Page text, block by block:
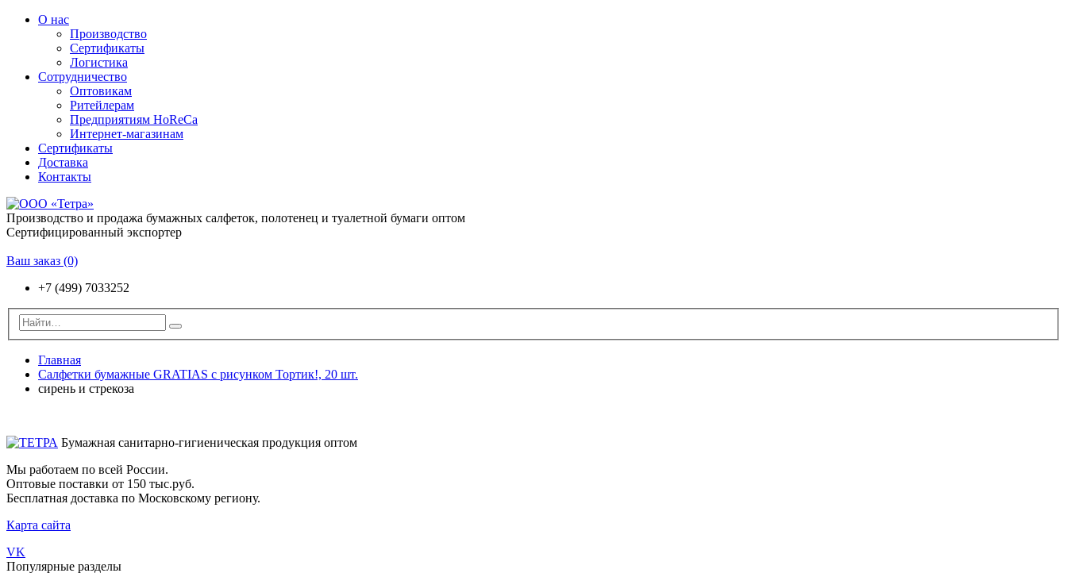
О нас
Производство
Сертификаты
Логистика
Сотрудничество
Оптовикам
Ритейлерам
Предприятиям HoReCa
Интернет-магазинам
Сертификаты
Доставка
Контакты
Производство и продажа бумажных салфеток, полотенец и туалетной бумаги оптом
Сертифицированный экспортер
Ваш заказ (0)
+7 (499) 7033252
Главная
Салфетки бумажные GRATIAS с рисунком Тортик!, 20 шт.
сирень и стрекоза
Бумажная санитарно-гигиеническая продукция оптом
Мы работаем по всей России.
Оптовые поставки от 150 тыс.руб.
Бесплатная доставка по Московскому региону.
Карта сайта
VK
Популярные разделы